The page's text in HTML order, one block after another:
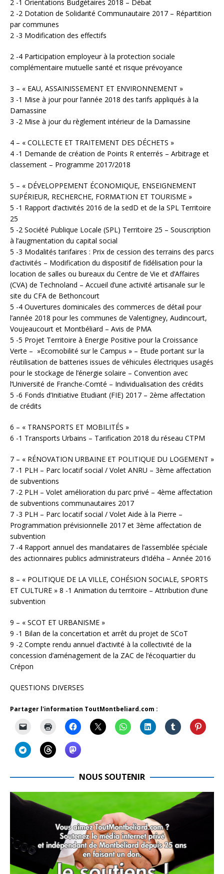
2 -1 Orientations Budgétaires 2018 – Débat
2 -2 Dotation de Solidarité Communautaire 2017 – Répartition
par communes
2 -3 Modification des effectifs
2 -4 Participation employeur à la protection sociale
complémentaire mutuelle santé et risque prévoyance
3 – « EAU, ASSAINISSEMENT ET ENVIRONNEMENT »
3 -1 Mise à jour pour l’année 2018 des tarifs appliqués à la
Damassine
3 -2 Mise à jour du règlement intérieur de la Damassine
4 – « COLLECTE ET TRAITEMENT DES DÉCHETS »
4 -1 Demande de création de Points R enterrés – Arbitrage et
classement – Programme 2017/2018
5 – « DÉVELOPPEMENT ÉCONOMIQUE, ENSEIGNEMENT
SUPÉRIEUR, RECHERCHE, FORMATION ET TOURISME »
5 -1 Rapport d’activités 2016 de la sedD et de la SPL Territoire
25
5 -2 Société Publique Locale (SPL) Territoire 25 – Souscription
à l’augmentation du capital social
5 -3 Modalités tarifaires : Prix de cession des terrains des parcs
d’activités – Modification du dispositif de fidélisation pour la
location de salles ou bureaux du Centre de Vie et d’Affaires
(CVA) de Technoland – Accueil d’une activité artisanale sur le
site du CFA de Bethoncourt
5 -4 Ouvertures dominicales des commerces de détail pour
l’année 2018 pour les communes de Valentigney, Audincourt,
Voujeaucourt et Montbéliard – Avis de PMA
5 -5 Projet Territoire à Energie Positive pour la Croissance
Verte – »Ecomobilité sur le Campus » – Etude portant sur la
réutilisation de batteries issues de véhicules électriques usagés
pour le stockage de l’énergie solaire – Convention avec
l’Université de Franche-Comté – Individualisation des crédits
5 -6 Fonds d’Initiative Etudiant (FIE) 2017 – 2ème affectation
de crédits
6 – « TRANSPORTS ET MOBILITÉS »
6 -1 Transports Urbains – Tarification 2018 du réseau CTPM
7 – « RÉNOVATION URBAINE ET POLITIQUE DU LOGEMENT »
7 -1 PLH – Parc locatif social / Volet ANRU – 3ème affectation
de subventions
7 -2 PLH – Volet amélioration du parc privé – 4ème affectation
de subventions communautaires 2017
7 -3 PLH – Parc locatif social / Volet Aide à la Pierre –
Programmation prévisionnelle 2017 et 3ème affectation de
subvention
7 -4 Rapport annuel des mandataires de l’assemblée spéciale
des actionnaires publics administrateurs d’Idéha – Année 2016
8 – « POLITIQUE DE LA VILLE, COHÉSION SOCIALE, SPORTS
ET CULTURE » 8 -1 Animation du territoire – Attribution d’une
subvention
9 – « SCOT ET URBANISME »
9 -1 Bilan de la concertation et arrêt du projet de SCoT
9 -2 Compte rendu annuel d’activité à la collectivité de la
concession d’aménagement de la ZAC de l’écoquartier du
Crépon
QUESTIONS DIVERSES
Partager l'information ToutMontbeliard.com :
NOUS SOUTENIR